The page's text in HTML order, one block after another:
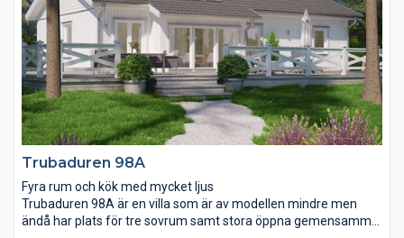
Trubaduren 98A
Fyra rum och kök med mycket ljus
Trubaduren 98A är en villa som är av modellen mindre men
ändå har plats för tre sovrum samt stora öppna gemensamma